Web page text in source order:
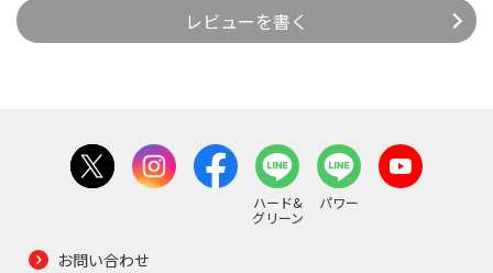
レビューを書く
ハード&
グリーン
パワー
お問い合わせ